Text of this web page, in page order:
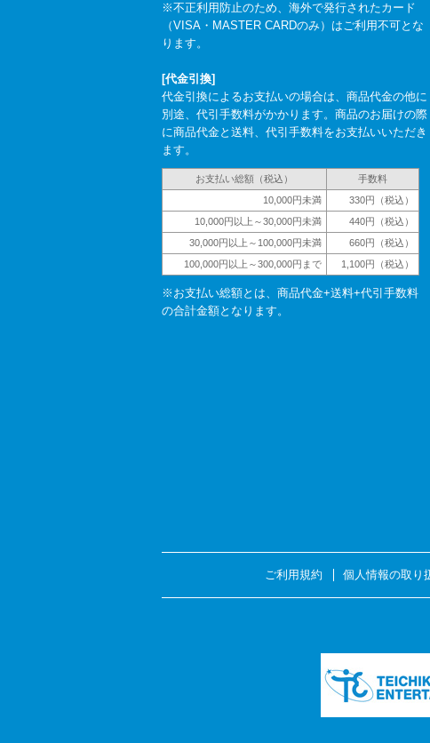
※不正利用防止のため、海外で発行されたカード
（VISA・MASTER CARDのみ）はご利用不可とな
ります。
[代金引換]
代金引換によるお支払いの場合は、商品代金の他に
別途、代引手数料がかかります。商品のお届けの際
に商品代金と送料、代引手数料をお支払いいただき
ます。
お支払い総額（税込）
手数料
10,000円未満
330円（税込）
10,000円以上～30,000円未満
440円（税込）
30,000円以上～100,000円未満
660円（税込）
100,000円以上～300,000円まで
1,100円（税込）
※お支払い総額とは、商品代金+送料+代引手数料
の合計金額となります。
ご利用規約 個人情報の取り